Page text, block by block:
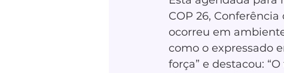
COP 26,
ocorreu em
como o expressado
força” e destacou: